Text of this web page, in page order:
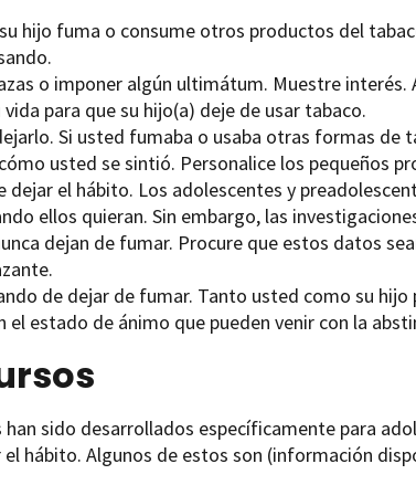
hijo fuma o consume otros productos del
o imponer algún ultimátum. Muestre interés.
para que su hijo(a) deje de usar tabaco.
Si usted fumaba o usaba otras formas de
usted se sintió. Personalice los pequeños
dejar el hábito. Los adolescentes y
ellos quieran. Sin embargo, las
dejan de fumar. Procure que estos datos
de dejar de fumar. Tanto usted como su hijo
el estado de ánimo que pueden venir con la
sido desarrollados específicamente para
hábito. Algunos de estos son (información